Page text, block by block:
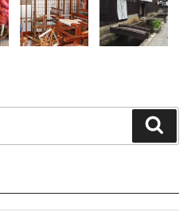
索